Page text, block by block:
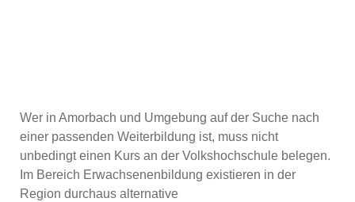
Wer in Amorbach und Umgebung auf der Suche nach
einer passenden Weiterbildung ist, muss nicht
unbedingt einen Kurs an der Volkshochschule belegen.
Im Bereich Erwachsenenbildung existieren in der
Region durchaus alternative